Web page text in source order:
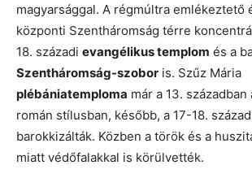
magyarsággal. A régmúltra emlékeztető
központi Szentháromság térre
18. századi evangélikus templom és a
Szentháromság-szobor is. Szűz Mária
plébániatemploma már a 13.
román stílusban, később, a 17-18.
barokkizálták. Közben a török és a
miatt védőfalakkal is körülvették.